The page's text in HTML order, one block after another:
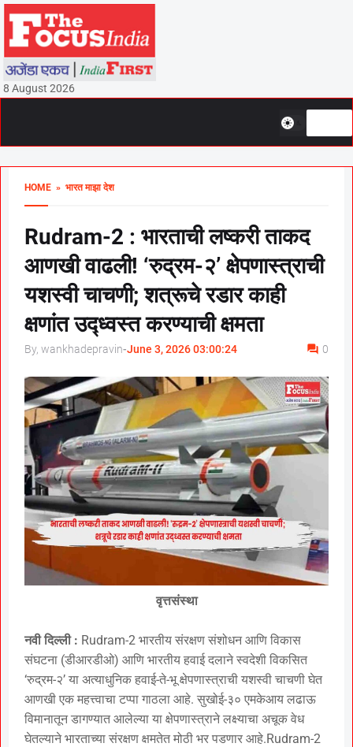
8 August 2026
HOME » भारत माझा देश
Rudram-2 : भारताची लष्करी ताकद
आणखी वाढली! ‘रुद्रम-२’ क्षेपणास्त्राची
यशस्वी चाचणी; शत्रूचे रडार काही
क्षणांत उद्ध्वस्त करण्याची क्षमता
By, wankhadepravin-June 3, 2026 03:00:24 0
वृत्तसंस्था
नवी दिल्ली : Rudram-2 भारतीय संरक्षण संशोधन आणि विकास
संघटना (डीआरडीओ) आणि भारतीय हवाई दलाने स्वदेशी विकसित
‘रुद्रम-२’ या अत्याधुनिक हवाई-ते-भू क्षेपणास्त्राची यशस्वी चाचणी घेत
आणखी एक महत्त्वाचा टप्पा गाठला आहे. सुखोई-३० एमकेआय लढाऊ
विमानातून डागण्यात आलेल्या या क्षेपणास्त्राने लक्ष्याचा अचूक वेध
घेतल्याने भारताच्या संरक्षण क्षमतेत मोठी भर पडणार आहे.Rudram-2